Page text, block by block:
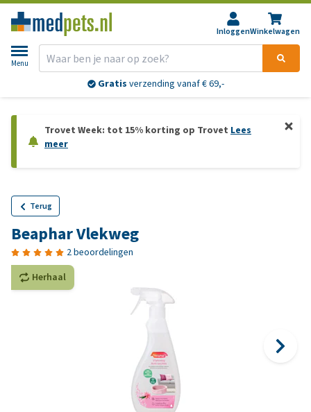
InloggenWinkelwagen
Menu
Retourneren?30 dagenbedenktijd
Trovet Week: tot 15% korting op Trovet Lees
meer
Terug
Beaphar Vlekweg
2 beoordelingen
Herhaal